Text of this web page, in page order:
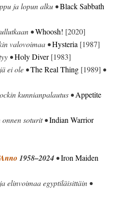
ja lopun alku •Black Sabbath
•Whoosh! [2020]
valovoimaa •Hysteria [1987]
•Holy Diver[1983]
ei ole •The Real Thing [1989] •
kunnianpalautus •Appetite
onnen soturit •Indian Warrior
1958–2024 •Iron Maiden
elinvoimaa egyptiläisittäin •